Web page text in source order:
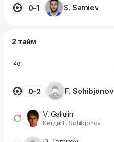
S. Samiev
0-1
2 тайм
46′
F. Sohibjonov
0-2
V. Galiulin
Кетди: F. Sohibjonov